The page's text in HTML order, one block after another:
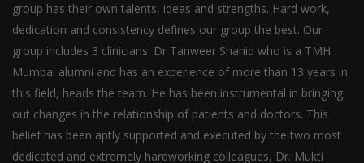
group has their own talents, ideas and strengths. Hard work,
dedication and consistency defines our group the best. Our
group includes 3 clinicians. Dr Tanweer Shahid who is a TMH
Mumbai alumni and has an experience of more than 13 years in
this field, heads the team. He has been instrumental in bringing
out changes in the relationship of patients and doctors. This
belief has been aptly supported and executed by the two most
dedicated and extremely hardworking colleagues, Dr. Mukti